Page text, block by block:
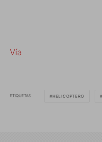
Vía
ETIQUETAS HELICOPTERO